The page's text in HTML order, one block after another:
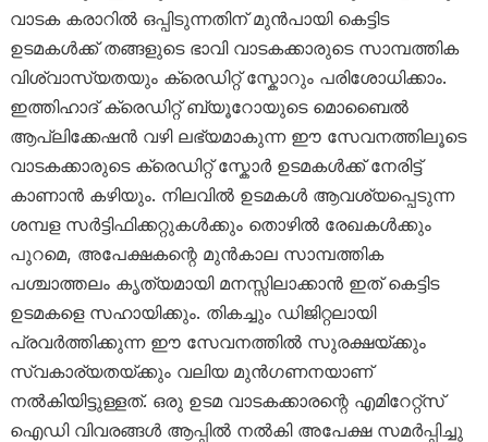
വാടക കരാറിൽ ഒപ്പിടുന്നതിന് മുൻപായി കെട്ടിട
ഉടമകൾക്ക് തങ്ങളുടെ ഭാവി വാടകക്കാരുടെ സാമ്പത്തിക
വിശ്വാസ്യതയും ക്രെഡിറ്റ് സ്കോറും പരിശോധിക്കാം.
ഇത്തിഹാദ് ക്രെഡിറ്റ് ബ്യൂറോയുടെ മൊബൈൽ
ആപ്ലിക്കേഷൻ വഴി ലഭ്യമാകുന്ന ഈ സേവനത്തിലൂടെ
വാടകക്കാരുടെ ക്രെഡിറ്റ് സ്കോർ ഉടമകൾക്ക് നേരിട്ട്
കാണാൻ കഴിയും. നിലവിൽ ഉടമകൾ ആവശ്യപ്പെടുന്ന
ശമ്പള സർട്ടിഫിക്കറ്റുകൾക്കും തൊഴിൽ രേഖകൾക്കും
പുറമെ, അപേക്ഷകന്റെ മുൻകാല സാമ്പത്തിക
പശ്ചാത്തലം കൃത്യമായി മനസ്സിലാക്കാൻ ഇത് കെട്ടിട
ഉടമകളെ സഹായിക്കും. തികച്ചും ഡിജിറ്റലായി
പ്രവർത്തിക്കുന്ന ഈ സേവനത്തിൽ സുരക്ഷയ്ക്കും
സ്വകാര്യതയ്ക്കും വലിയ മുൻഗണനയാണ്
നൽകിയിട്ടുള്ളത്. ഒരു ഉടമ വാടകക്കാരന്റെ എമിറേറ്റ്‌സ്
ഐഡി വിവരങ്ങൾ ആപ്പിൽ നൽകി അപേക്ഷ സമർപ്പിച്ചു